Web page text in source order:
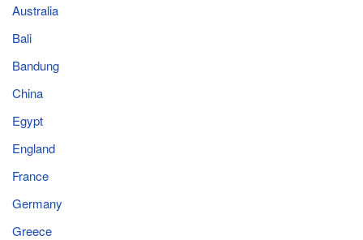
Australia
Bali
Bandung
China
Egypt
England
France
Germany
Greece